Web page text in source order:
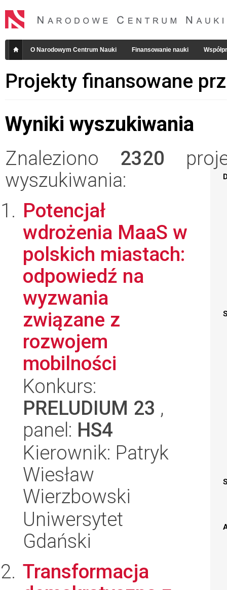
O Narodowym Centrum Nauki Finansowanie nauki
Projekty finansowane
Wyniki wyszukiwania
Znaleziono 2320
wyszukiwania:
Potencjał
wdrożenia MaaS w
polskich miastach:
odpowiedź na
wyzwania
związane z
rozwojem
mobilności
Konkurs:
PRELUDIUM 23 ,
panel: HS4
Kierownik: Patryk
Wiesław
Wierzbowski
Uniwersytet
Gdański
Transformacja